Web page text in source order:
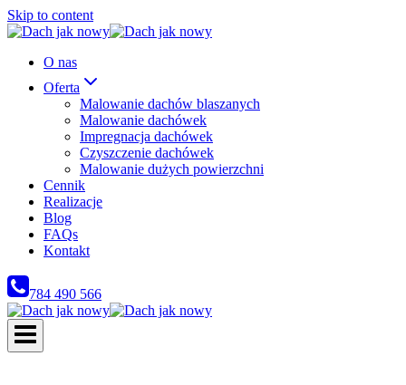
Skip to content
O nas
Oferta
Malowanie dachów blaszanych
Malowanie dachówek
Impregnacja dachówek
Czyszczenie dachówek
Malowanie dużych powierzchni
Cennik
Realizacje
Blog
FAQs
Kontakt
784 490 566